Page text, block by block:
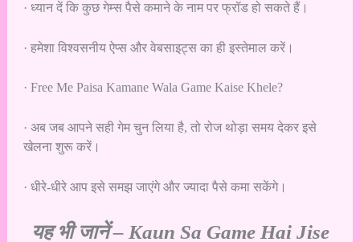
· ध्यान दें कि कुछ गेम्स पैसे कमाने के नाम पर फ्रॉड हो सकते हैं।
· हमेशा विश्वसनीय ऐप्स और वेबसाइट्स का ही इस्तेमाल करें।
· Free Me Paisa Kamane Wala Game Kaise Khele?
· अब जब आपने सही गेम चुन लिया है, तो रोज थोड़ा समय देकर इसे
खेलना शुरू करें।
· धीरे-धीरे आप इसे समझ जाएंगे और ज्यादा पैसे कमा सकेंगे।
यह भी जानें – Kaun Sa Game Hai Jise